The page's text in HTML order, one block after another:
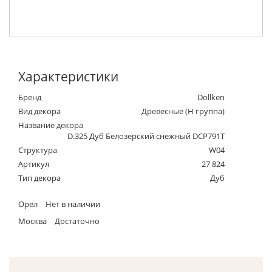
Характеристики
Бренд
Dollken
Вид декора
Древесные (Н группа)
Название декора
D.325 Дуб Белозерский снежный DCP791T
Структура
W04
Артикул
27 824
Тип декора
Дуб
Орел
Нет в наличии
Москва
Достаточно